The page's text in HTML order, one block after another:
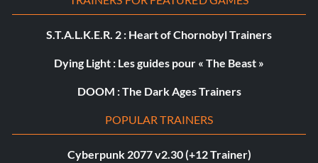
S.T.A.L.K.E.R. 2 : Heart of Chornobyl Trainers
Dying Light : Les guides pour « The Beast »
DOOM : The Dark Ages Trainers
POPULAR TRAINERS
Cyberpunk 2077 v2.30 (+12 Trainer)